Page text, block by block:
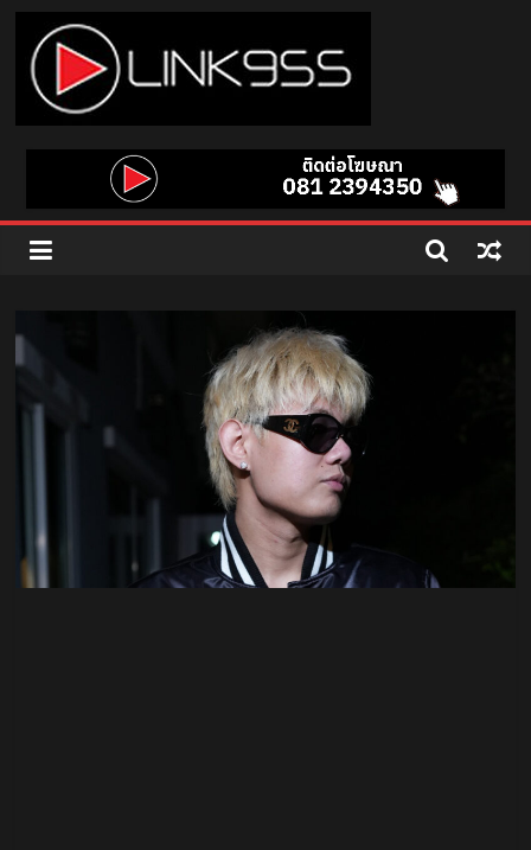
Skip
content
Link
95.5
คลื่น
เพลง
ฮิต
สุด
คูล
สถานี